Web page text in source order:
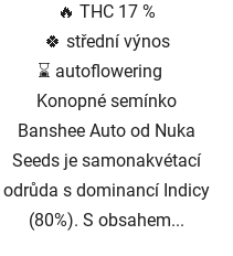
hvězdiček.
🔥 THC 17 %
🍀 střední výnos
⌛ autoflowering
Konopné semínko
Banshee Auto od Nuka
Seeds je samonakvétací
odrůda s dominancí Indicy
(80%). S obsahem...